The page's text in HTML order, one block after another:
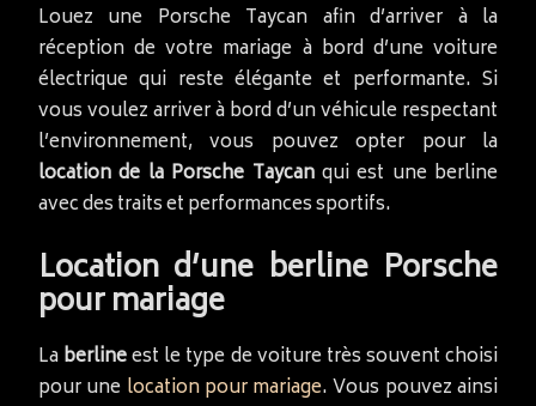
Louez une Porsche Taycan afin d’arriver à la
réception de votre mariage à bord d’une voiture
électrique qui reste élégante et performante. Si
vous voulez arriver à bord d’un véhicule respectant
l’environnement, vous pouvez opter pour la
location de la Porsche Taycanqui est une berline
avec des traits et performances sportifs.
Location d’une berline Porsche
pour mariage
Laberlineest le type de voiture très souvent choisi
pour une location pour mariage. Vous pouvez ainsi